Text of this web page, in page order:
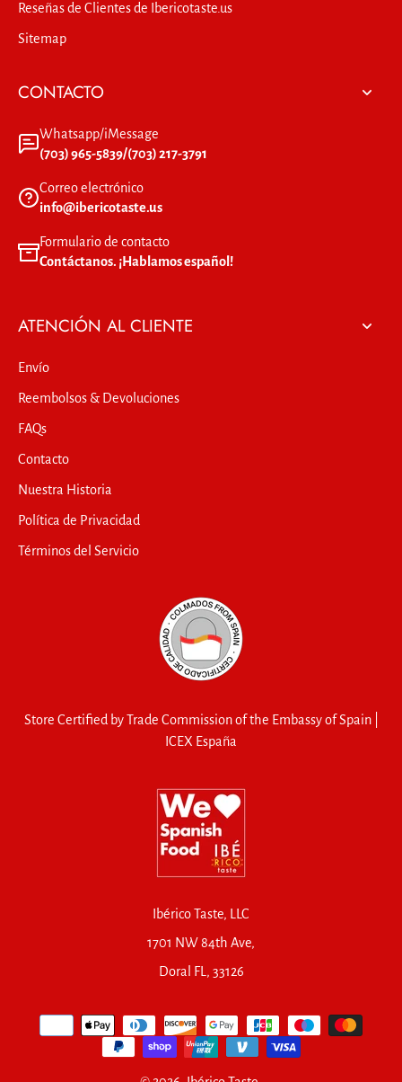
Reseñas de Clientes de Ibericotaste.us
Sitemap
CONTACTO
Whatsapp/iMessage
(703) 965-5839/(703) 217-3791
Correo electrónico
info@ibericotaste.us
Formulario de contacto
Contáctanos. ¡Hablamos español!
ATENCIÓN AL CLIENTE
Envío
Reembolsos & Devoluciones
FAQs
Contacto
Nuestra Historia
Política de Privacidad
Términos del Servicio
Store Certified by Trade Commission of the Embassy of Spain |
ICEX España
Ibérico Taste, LLC
1701 NW 84th Ave,
Doral FL, 33126